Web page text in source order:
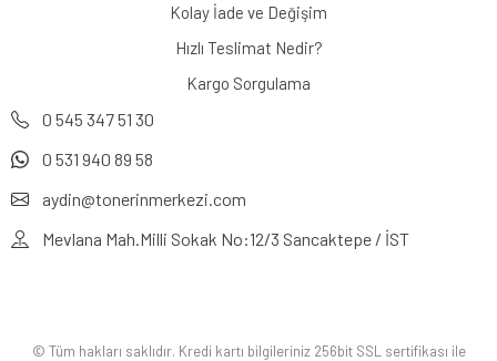
Kolay İade ve Değişim
Hızlı Teslimat Nedir?
Kargo Sorgulama
0 545 347 51 30
0 531 940 89 58
aydin@tonerinmerkezi.com
Mevlana Mah.Milli Sokak No:12/3 Sancaktepe / İST
© Tüm hakları saklıdır. Kredi kartı bilgileriniz 256bit SSL sertifikası ile